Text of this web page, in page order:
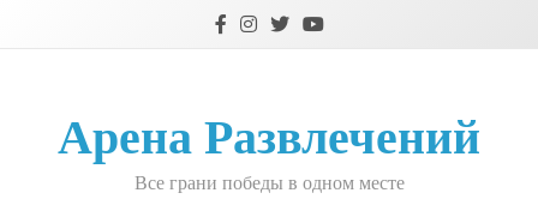
Арена Развлечений
Все грани победы в одном месте